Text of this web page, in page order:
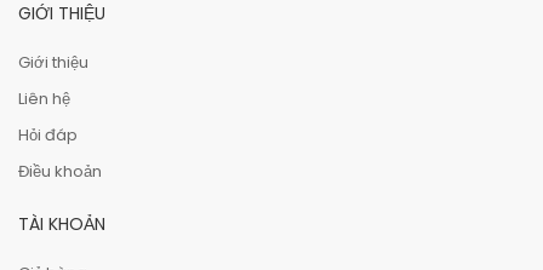
GIỚI THIỆU
Giới thiệu
Liên hệ
Hỏi đáp
Điều khoản
TÀI KHOẢN